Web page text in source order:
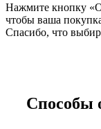
Нажмите кнопку
чтобы ваша
Спасибо, что
Способы